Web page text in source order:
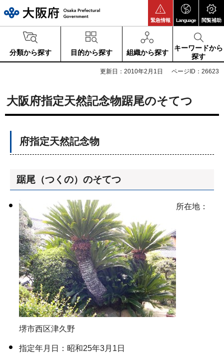
緊急情報 Language 閲覧補助
分類から探す 目的から探す 組織から探す
キーワードから
探す
更新日：2010年2月1日 ページID：26623
大阪府指定天然記念物踞尾のそてつ
府指定天然記念物
踞尾（つくの）のそてつ
所在地：
堺市西区津久野
指定年月日：昭和25年3月1日